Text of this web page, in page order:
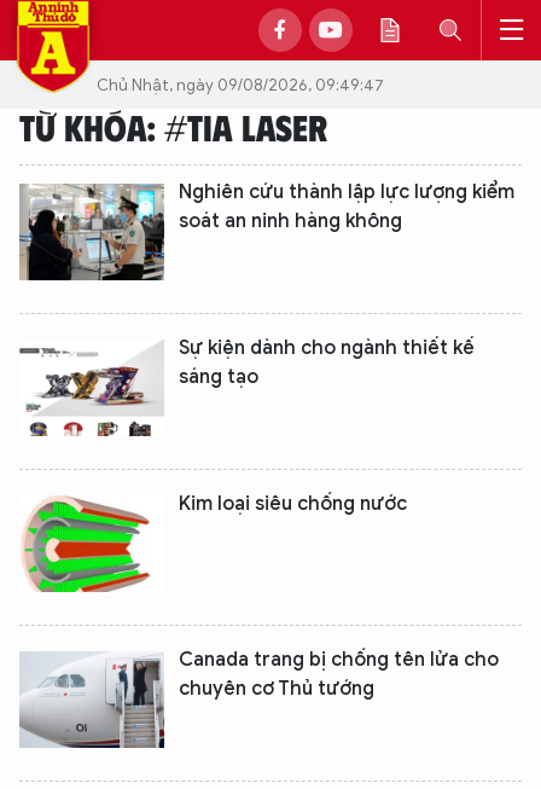
Chủ Nhật, ngày 09/08/2026, 09:49:47
TỪ KHÓA: #TIA LASER
Nghiên cứu thành lập lực lượng kiểm
soát an ninh hàng không
Sự kiện dành cho ngành thiết kế
sáng tạo
Kim loại siêu chống nước
Canada trang bị chống tên lửa cho
chuyên cơ Thủ tướng